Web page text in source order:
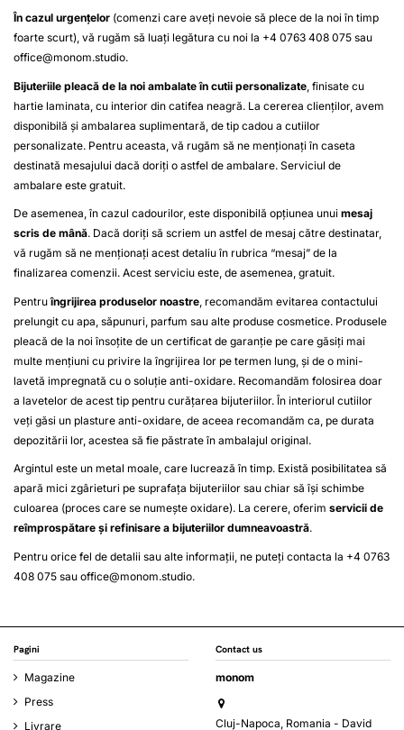
În cazul urgențelor (comenzi care aveți nevoie să plece de la noi în timp
foarte scurt), vă rugăm să luați legătura cu noi la +4 0763 408 075 sau
office@monom.studio.
Bijuteriile pleacă de la noi ambalate în cutii personalizate , finisate cu
hartie laminata, cu interior din catifea neagră. La cererea clienților, avem
disponibilă și ambalarea suplimentară, de tip cadou a cutiilor
personalizate. Pentru aceasta, vă rugăm să ne menționați în caseta
destinată mesajului dacă doriți o astfel de ambalare. Serviciul de
ambalare este gratuit.
De asemenea, în cazul cadourilor, este disponibilă opțiunea unui mesaj
scris de mână. Dacă doriți să scriem un astfel de mesaj către destinatar,
vă rugăm să ne menționați acest detaliu în rubrica “mesaj” de la
finalizarea comenzii. Acest serviciu este, de asemenea, gratuit.
Pentruîngrijirea produselor noastre , recomandăm evitarea contactului
prelungit cu apa, săpunuri, parfum sau alte produse cosmetice. Produsele
pleacă de la noi însoțite de un certificat de garanție pe care găsiți mai
multe mențiuni cu privire la îngrijirea lor pe termen lung, și de o mini-
lavetă impregnată cu o soluție anti-oxidare. Recomandăm folosirea doar
a lavetelor de acest tip pentru curățarea bijuteriilor. În interiorul cutiilor
veți găsi un plasture anti-oxidare, de aceea recomandăm ca, pe durata
depozitării lor, acestea să fie păstrate în ambalajul original.
Argintul este un metal moale, care lucrează în timp. Există posibilitatea să
apară mici zgârieturi pe suprafața bijuteriilor sau chiar să își schimbe
culoarea (proces care se numește oxidare). La cerere, oferim servicii de
reîmprospătare și refinisare a bijuteriilor dumneavoastră.
Pentru orice fel de detalii sau alte informații, ne puteți contacta la +4 0763
408 075 sau office@monom.studio.
Pagini
Magazine
Press
Livrare
Contact us
monom
Cluj-Napoca, Romania - David